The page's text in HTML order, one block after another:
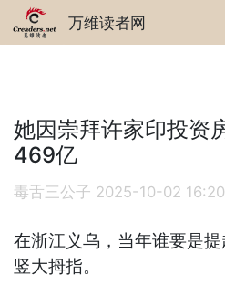
万维读者网
她因崇拜许家印投资
469亿
毒舌三公子 2025-10-02 16:20
在浙江义乌，当年谁要是
竖大拇指。